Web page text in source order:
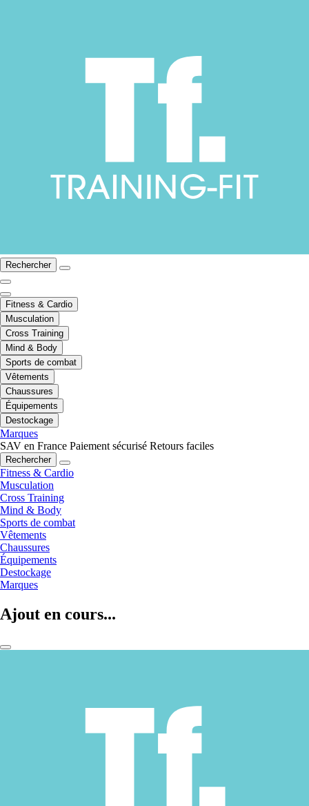
Rechercher
Fitness & Cardio
Musculation
Cross Training
Mind & Body
Sports de combat
Vêtements
Chaussures
Équipements
Destockage
Marques
SAV en France Paiement sécurisé Retours faciles
Rechercher
Fitness & Cardio
Musculation
Cross Training
Mind & Body
Sports de combat
Vêtements
Chaussures
Équipements
Destockage
Marques
Ajout en cours...